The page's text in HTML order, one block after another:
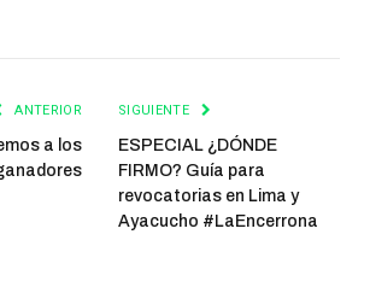
ANTERIOR
a los
SIGUIENTE
ESPECIAL ¿DÓNDE
FIRMO? Guía para
revocatorias en Lima y
Ayacucho #LaEncerrona